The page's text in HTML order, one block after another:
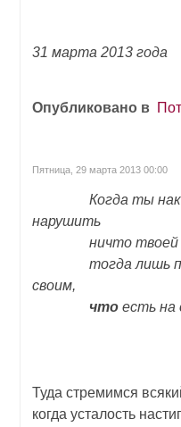
31 марта 2013 года
Опубликовано в
Пятница, 29 марта 2013 00:00
Когда ты
нарушить
ничто твоей
тогда лишь
своим,
чтоесть на
Туда стремимся
когда усталость